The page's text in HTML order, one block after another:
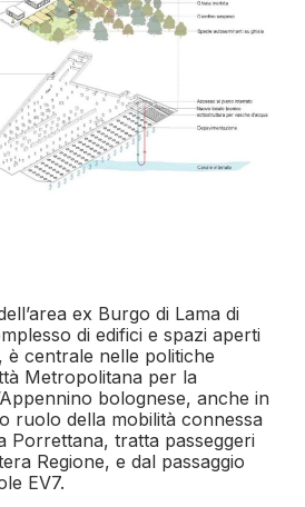
ex Burgo di Lama di
di edifici e spazi aperti
è centrale nelle politiche
Metropolitana per la
bolognese, anche in
ruolo della mobilità connessa
Porrettana, tratta passeggeri
Regione, e dal passaggio
EV7.